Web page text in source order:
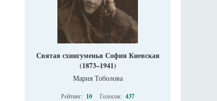
Святая схиигуменья София Киевская
(1873–1941)
Мария Тоболова
Рейтинг: 10 Голосов: 437